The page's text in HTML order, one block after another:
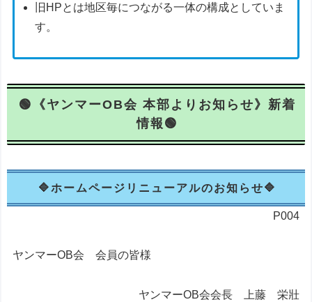
旧HPとは地区毎につながる一体の構成としていま
す。
《ヤンマーOB会 本部よりお知らせ》新着
情報
ホームページリニューアルのお知らせ
P004
ヤンマーОB会 会員の皆様
ヤンマーОB会会長 上藤 栄壯